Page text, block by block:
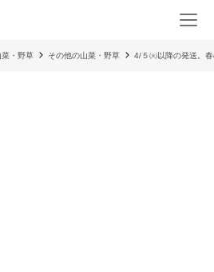
菜・野草 その他の山菜・野草 4/５㈫以降の発送。